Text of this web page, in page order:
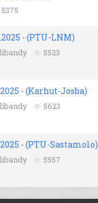
5375
- (PTU-LNM)
5523
- (Karhut-Josba)
5623
- (PTU-Sastamolo)
5557